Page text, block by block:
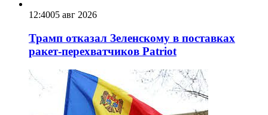
12:4005 авг 2026
Трамп отказал Зеленскому в поставках
ракет-перехватчиков Patriot